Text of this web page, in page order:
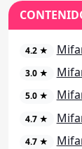
4.2 ★
3.0 ★
5.0 ★
4.7 ★
4.7 ★